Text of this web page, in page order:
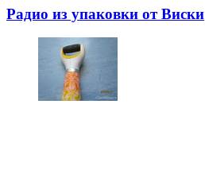
Радио из упаковки от Виски